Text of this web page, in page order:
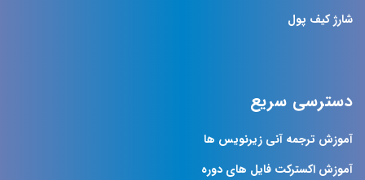
شارژ کیف پول
دسترسی سریع
آموزش ترجمه آنی زیرنویس ها
آموزش اکسترکت فایل های دوره